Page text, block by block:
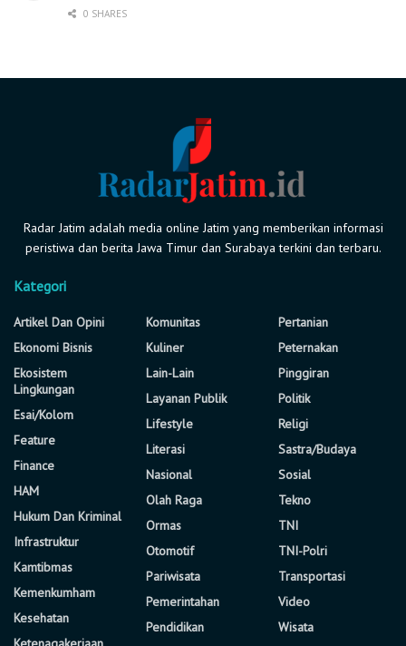
0 SHARES
Radar Jatim adalah media online Jatim yang memberikan informasi
peristiwa dan berita Jawa Timur dan Surabaya terkini dan terbaru.
Kategori
Artikel Dan Opini
Ekonomi Bisnis
Ekosistem
Lingkungan
Esai/Kolom
Feature
Finance
HAM
Hukum Dan Kriminal
Infrastruktur
Kamtibmas
Kemenkumham
Kesehatan
Komunitas
Kuliner
Lain-Lain
Layanan Publik
Lifestyle
Literasi
Nasional
Olah Raga
Ormas
Otomotif
Pariwisata
Pemerintahan
Pendidikan
Pertanian
Peternakan
Pinggiran
Politik
Religi
Sastra/Budaya
Sosial
Tekno
TNI
TNI-Polri
Transportasi
Video
Wisata